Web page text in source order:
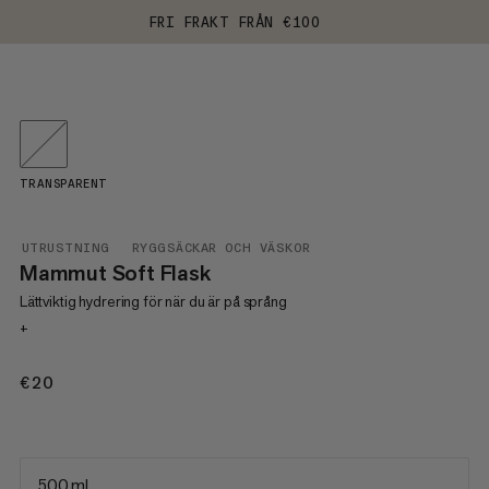
FRI FRAKT FRÅN €100
UTRUSTNING RYGGSÄCKAR OCH VÄSKOR
Mammut Soft Flask
Lättviktig hydrering för när du är på språng
+
€20
TRANSPARENT